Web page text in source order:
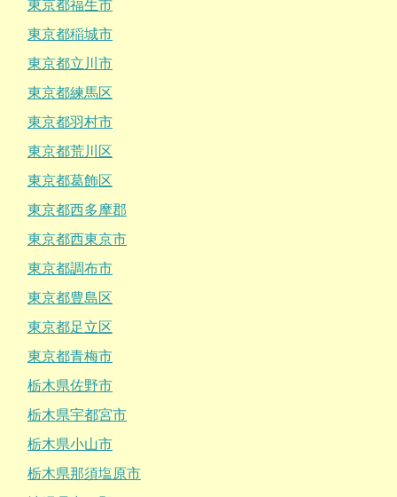
東京都福生市
東京都稲城市
東京都立川市
東京都練馬区
東京都羽村市
東京都荒川区
東京都葛飾区
東京都西多摩郡
東京都西東京市
東京都調布市
東京都豊島区
東京都足立区
東京都青梅市
栃木県佐野市
栃木県宇都宮市
栃木県小山市
栃木県那須塩原市